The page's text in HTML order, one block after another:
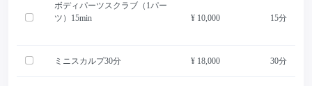
ボディパーツスクラブ（1パー
ツ）15min
¥ 10,000 15分
ミニスカルプ30分 ¥ 18,000 30分